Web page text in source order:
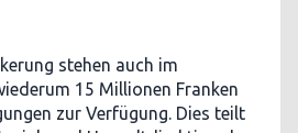
stehen auch im
15 Millionen Franken
zur Verfügung. Dies teilt